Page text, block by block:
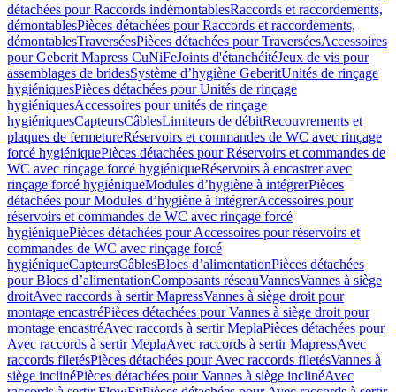
détachées pour Raccords indémontablesRaccords et raccordements,
démontablesPièces détachées pour Raccords et raccordements,
démontablesTraverséesPièces détachées pour TraverséesAccessoires
pour Geberit Mapress CuNiFeJoints d'étanchéitéJeux de vis pour
assemblages de bridesSystème d’hygiène GeberitUnités de rinçage
hygiéniquesPièces détachées pour Unités de rinçage
hygiéniquesAccessoires pour unités de rinçage
hygiéniquesCapteursCâblesLimiteurs de débitRecouvrements et
plaques de fermetureRéservoirs et commandes de WC avec rinçage
forcé hygiéniquePièces détachées pour Réservoirs et commandes de
WC avec rinçage forcé hygiéniqueRéservoirs à encastrer avec
rinçage forcé hygiéniqueModules d’hygiène à intégrerPièces
détachées pour Modules d’hygiène à intégrerAccessoires pour
réservoirs et commandes de WC avec rinçage forcé
hygiéniquePièces détachées pour Accessoires pour réservoirs et
commandes de WC avec rinçage forcé
hygiéniqueCapteursCâblesBlocs d’alimentationPièces détachées
pour Blocs d’alimentationComposants réseauVannesVannes à siège
droitAvec raccords à sertir MapressVannes à siège droit pour
montage encastréPièces détachées pour Vannes à siège droit pour
montage encastréAvec raccords à sertir MeplaPièces détachées pour
Avec raccords à sertir MeplaAvec raccords à sertir MapressAvec
raccords filetésPièces détachées pour Avec raccords filetésVannes à
siège inclinéPièces détachées pour Vannes à siège inclinéAvec